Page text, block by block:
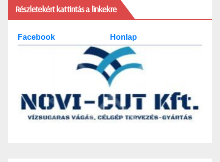
Részletekért kattintás a linkekre
Facebook Honlap